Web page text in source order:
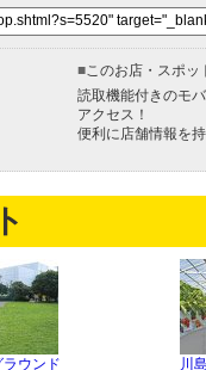
■ このお店・スポ
読取機能付きのモ
アクセス！
便利に店舗情報を
ウンド
川